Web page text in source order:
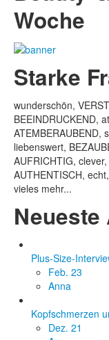
Woche
Starke
wunderschön,
BEEINDRUCKEND,
ATEMBERAUBEND,
liebenswert,
AUFRICHTIG,
AUTHENTISCH,
vieles mehr...
Plus-Size-
Feb. 23
Anna
Kopfschmerzen
Dez. 21